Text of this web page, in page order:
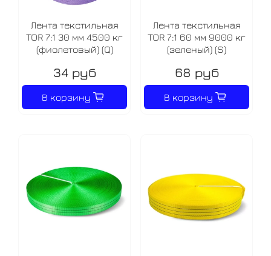
Лента текстильная
TOR 7:1 30 мм 4500 кг
(фиолетовый) (Q)
34 руб
В корзину
Лента текстильная
TOR 7:1 60 мм 9000 кг
(зеленый) (S)
68 руб
В корзину